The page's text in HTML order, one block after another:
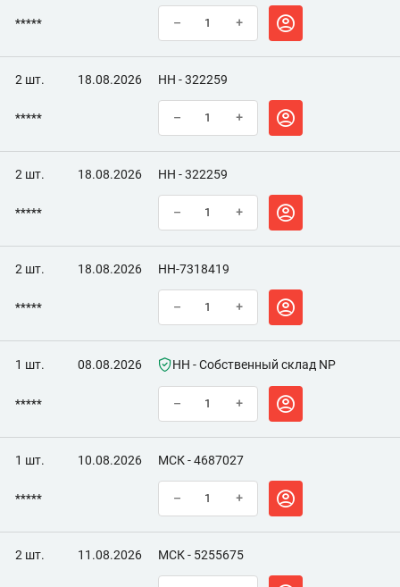
***** – +
2 шт. 18.08.2026 НН - 322259
***** – +
2 шт. 18.08.2026 НН - 322259
***** – +
2 шт. 18.08.2026 НН-7318419
***** – +
1 шт. 08.08.2026 НН - Собственный склад NP
***** – +
1 шт. 10.08.2026 МСК - 4687027
***** – +
2 шт. 11.08.2026 МСК - 5255675